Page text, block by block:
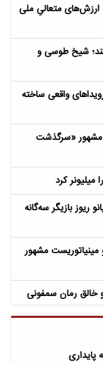
متعالیِ ملی
نمی‌کند؛ شیخ طوسی و
واقعی ساخته
مشهور «سرگذشت
ریوز بازیگر سه‌گانه
مشهور
خالق رمان سمفونی
پایداری